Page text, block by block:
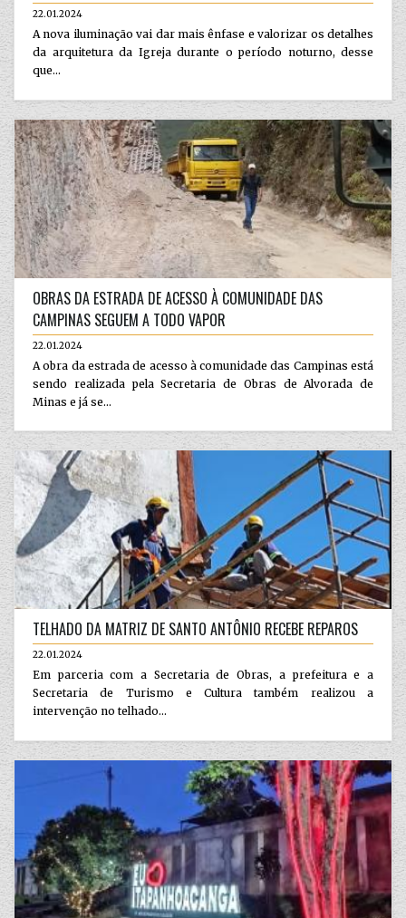
22.01.2024
A nova iluminação vai dar mais ênfase e valorizar os detalhes
da arquitetura da Igreja durante o período noturno, desse
que...
OBRAS DA ESTRADA DE ACESSO À COMUNIDADE DAS
CAMPINAS SEGUEM A TODO VAPOR
22.01.2024
A obra da estrada de acesso à comunidade das Campinas está
sendo realizada pela Secretaria de Obras de Alvorada de
Minas e já se...
TELHADO DA MATRIZ DE SANTO ANTÔNIO RECEBE REPAROS
22.01.2024
Em parceria com a Secretaria de Obras, a prefeitura e a
Secretaria de Turismo e Cultura também realizou a
intervenção no telhado...